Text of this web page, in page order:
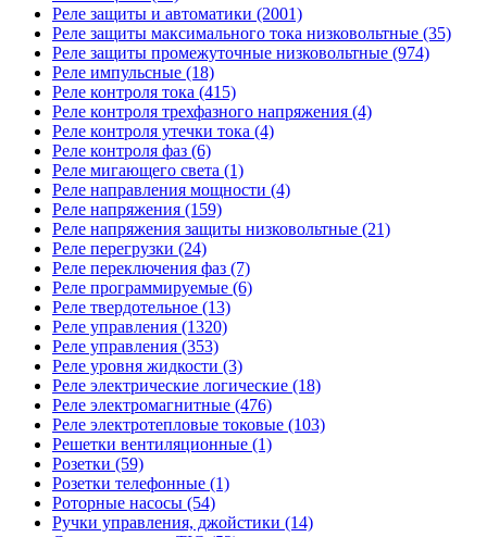
Реле защиты и автоматики (2001)
Реле защиты максимального тока низковольтные (35)
Реле защиты промежуточные низковольтные (974)
Реле импульсные (18)
Реле контроля тока (415)
Реле контроля трехфазного напряжения (4)
Реле контроля утечки тока (4)
Реле контроля фаз (6)
Реле мигающего света (1)
Реле направления мощности (4)
Реле напряжения (159)
Реле напряжения защиты низковольтные (21)
Реле перегрузки (24)
Реле переключения фаз (7)
Реле программируемые (6)
Реле твердотельное (13)
Реле управления (1320)
Реле управления (353)
Реле уровня жидкости (3)
Реле электрические логические (18)
Реле электромагнитные (476)
Реле электротепловые токовые (103)
Решетки вентиляционные (1)
Розетки (59)
Розетки телефонные (1)
Роторные насосы (54)
Ручки управления, джойстики (14)